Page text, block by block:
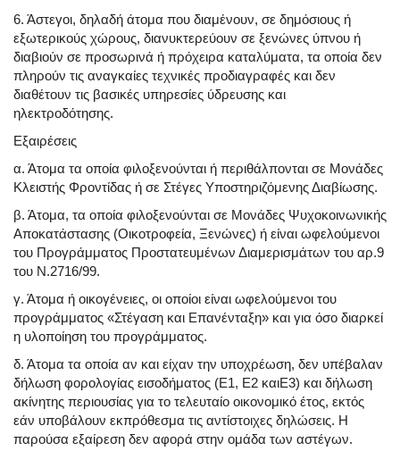
6. Άστεγοι, δηλαδή άτομα που διαμένουν, σε δημόσιους ή
εξωτερικούς χώρους, διανυκτερεύουν σε ξενώνες ύπνου ή
διαβιούν σε προσωρινά ή πρόχειρα καταλύματα, τα οποία δεν
πληρούν τις αναγκαίες τεχνικές προδιαγραφές και δεν
διαθέτουν τις βασικές υπηρεσίες ύδρευσης και
ηλεκτροδότησης.
Εξαιρέσεις
α. Άτομα τα οποία φιλοξενούνται ή περιθάλπονται σε Μονάδες
Κλειστής Φροντίδας ή σε Στέγες Υποστηριζόμενης Διαβίωσης.
β. Άτομα, τα οποία φιλοξενούνται σε Μονάδες Ψυχοκοινωνικής
Αποκατάστασης (Οικοτροφεία, Ξενώνες) ή είναι ωφελούμενοι
του Προγράμματος Προστατευμένων Διαμερισμάτων του αρ.9
του Ν.2716/99.
γ. Άτομα ή οικογένειες, οι οποίοι είναι ωφελούμενοι του
προγράμματος «Στέγαση και Επανένταξη» και για όσο διαρκεί
η υλοποίηση του προγράμματος.
δ. Άτομα τα οποία αν και είχαν την υποχρέωση, δεν υπέβαλαν
δήλωση φορολογίας εισοδήματος (Ε1, Ε2 καιΕ3) και δήλωση
ακίνητης περιουσίας για το τελευταίο οικονομικό έτος, εκτός
εάν υποβάλουν εκπρόθεσμα τις αντίστοιχες δηλώσεις. Η
παρούσα εξαίρεση δεν αφορά στην ομάδα των αστέγων.